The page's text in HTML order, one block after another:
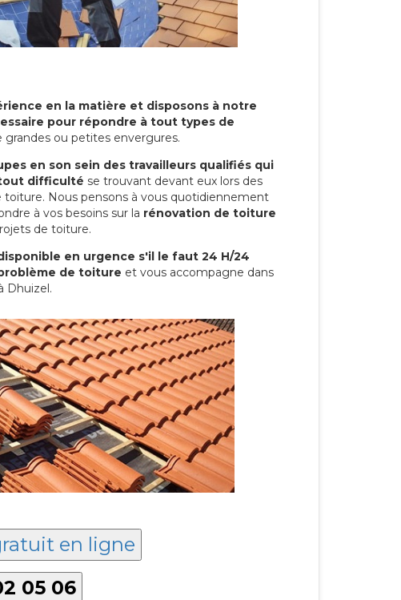
en la matière et disposons à notre
pour répondre à tout types de
grandes ou petites envergures.
en son sein des travailleurs qualifiés qui
difficulté se trouvant devant eux lors des
Nous pensons à vous quotidiennement
à vos besoins sur la rénovation de toiture
de toiture.
en urgence s'il le faut 24 H/24
de toiture et vous accompagne dans
Dhuizel.
en ligne
05 06